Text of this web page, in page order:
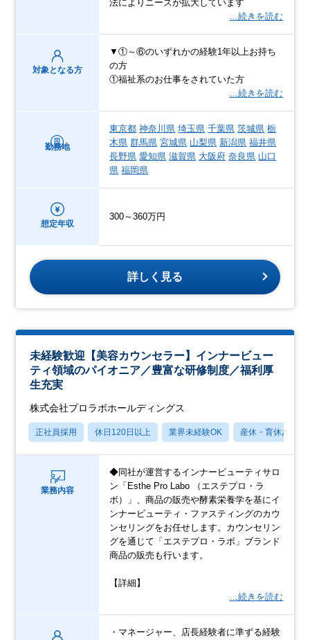
法によりニーズが拡大しています
…続きを読む
対象となる方
▼①～⑥のいずれかの経験1年以上お持ち
の方
①福祉系のお仕事をされていた方
…続きを読む
勤務地
東京都 神奈川県 埼玉県 千葉県 茨城県 栃
木県 群馬県 宮城県 山梨県 新潟県 福井県
長野県 愛知県 滋賀県 大阪府 奈良県 山口
県 福岡県
想定年収
300～360万円
詳しく見る
未経験歓迎【美容カウンセラー】インナービュー
ティ領域のパイオニア／豊富な研修制度／福利厚
生充実
株式会社プロラボホールディングス
正社員採用 休日120日以上 業界未経験OK 産休・育休あり
業務内容
◆同社が運営するインナービューティサロ
ン「Esthe Pro Labo （エステプロ・ラ
ボ）」、商品の販売や酵素栄養学を基にイ
ンナービューティ・ファスティングのカウ
ンセリングをお任せします。カウンセリン
グを通じて「エステプロ・ラボ」ブランド
商品の販売も行います。
【詳細】
…続きを読む
・マネージャー、店長経験者に準ずる経験